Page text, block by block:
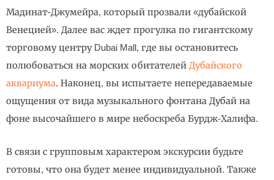
Мадинат-Джумейра, который прозвали «дубайской
Венецией». Далее вас ждет прогулка по гигантскому
торговому центру Dubai Mall, где вы остановитесь
полюбоваться на морских обитателей Дубайского
аквариума. Наконец, вы испытаете непередаваемые
ощущения от вида музыкального фонтана Дубай на
фоне высочайшего в мире небоскреба Бурдж-Халифа.
В связи с групповым характером экскурсии будьте
готовы, что она будет менее индивидуальной. Также